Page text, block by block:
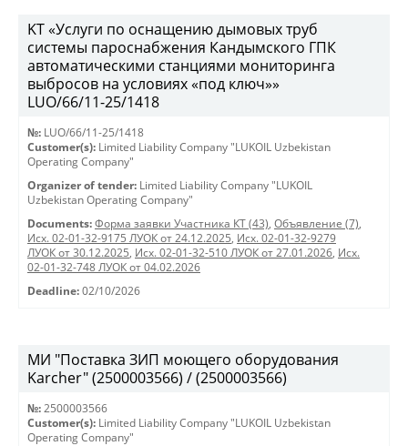
KT «Услуги по оснащению дымовых труб
системы пароснабжения Кандымского ГПК
автоматическими станциями мониторинга
выбросов на условиях «под ключ»»
LUO/66/11-25/1418
№: LUO/66/11-25/1418
Customer(s): Limited Liability Company "LUKOIL Uzbekistan
Operating Company"
Organizer of tender: Limited Liability Company "LUKOIL
Uzbekistan Operating Company"
Documents: Форма заявки Участника КТ (43), Объявление (7),
Исх. 02-01-32-9175 ЛУОК от 24.12.2025, Исх. 02-01-32-9279
ЛУОК от 30.12.2025, Исх. 02-01-32-510 ЛУОК от 27.01.2026, Исх.
02-01-32-748 ЛУОК от 04.02.2026
Deadline: 02/10/2026
МИ "Поставка ЗИП моющего оборудования
Karcher" (2500003566) / (2500003566)
№: 2500003566
Customer(s): Limited Liability Company "LUKOIL Uzbekistan
Operating Company"